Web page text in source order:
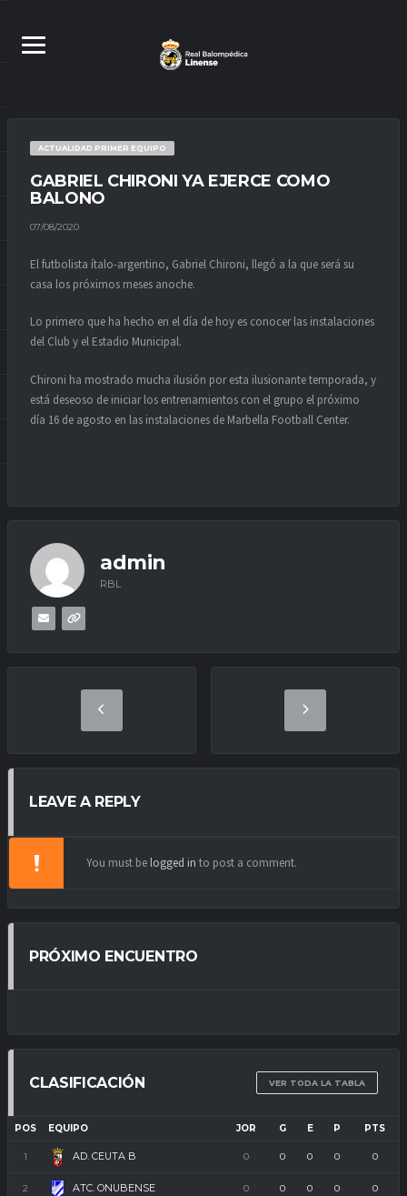
ACTUALIDAD PRIMER EQUIPO
GABRIEL CHIRONI YA EJERCE COMO
BALONO
07/08/2020
El futbolista ítalo-argentino, Gabriel Chironi, llegó a la que será su
casa los próximos meses anoche.
Lo primero que ha hecho en el día de hoy es conocer las instalaciones
del Club y el Estadio Municipal.
Chironi ha mostrado mucha ilusión por esta ilusionante temporada, y
está deseoso de iniciar los entrenamientos con el grupo el próximo
día 16 de agosto en las instalaciones de Marbella Football Center.
admin
RBL
LEAVE A REPLY
You must be logged in to post a comment.
PRÓXIMO ENCUENTRO
CLASIFICACIÓN VER TODA LA TABLA
POS EQUIPO JOR G E P PTS
1 AD. CEUTA B 0 0 0 0 0
2 ATC. ONUBENSE 0 0 0 0 0